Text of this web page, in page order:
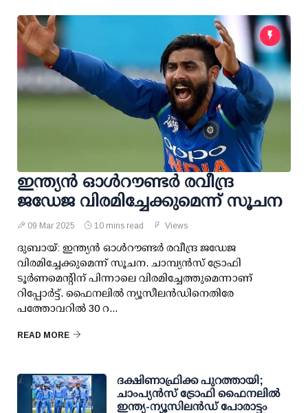
ഇന്ത്യന്‍ ഓള്‍റൗണ്ടര്‍ രവീന്ദ്ര
ജഡേജ വിരമിച്ചേക്കുമെന്ന് സൂചന
09 Mar 2025 10 mins read Views
ദുബായ്: ഇന്ത്യന്‍ ഓള്‍റൗണ്ടര്‍ രവീന്ദ്ര ജഡേജ
വിരമിച്ചേക്കുമെന്ന് സൂചന. ചാമ്പ്യന്‍സ് ട്രോഫി
ടൂര്‍ണമെന്റിന് പിന്നാലെ വിരമിച്ചേത്തുമെന്നാണ്
റിപ്പോര്‍ട്ട്. ഫൈനലില്‍ ന്യൂസീലന്‍ഡിനെതിരേ
പത്തോവറില്‍ 30 റ...
READ MORE
ദക്ഷിണാഫ്രിക്ക പുറത്തായി;
ചാംപ്യന്‍സ് ട്രോഫി ഫൈനലില്‍
ഇന്ത്യ-ന്യൂസിലന്‍ഡ് പോരാട്ടം